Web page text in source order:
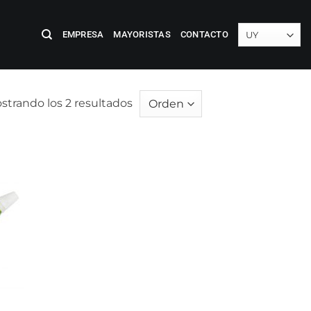
EMPRESA MAYORISTAS CONTACTO
los 2 resultados